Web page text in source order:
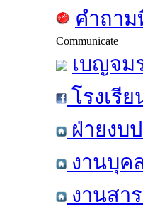
คำถา
Communicate
เบญจม
โรงเรี
ฝ่ายงบ
งานบุค
งานสา